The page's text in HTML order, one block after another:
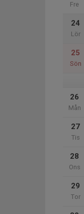
Fre
24
Lör
25
Sön
26
Mån
27
Tis
28
Ons
29
Tor